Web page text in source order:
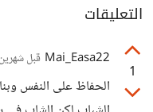
التعليقات
1
Mai_Easa22 قبل شهرين
الحفاظ على النفس